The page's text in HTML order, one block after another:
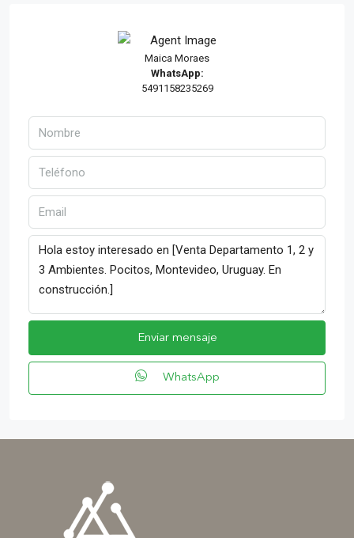
Maica Moraes
WhatsApp:
5491158235269
Enviar mensaje
WhatsApp